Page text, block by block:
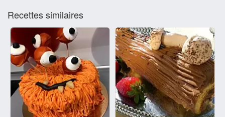
Recettes similaires